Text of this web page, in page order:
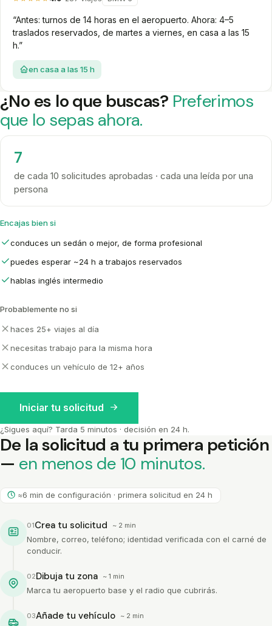
“Antes: turnos de 14 horas en el aeropuerto. Ahora: 4–5
traslados reservados, de martes a viernes, en casa a las 15
h.”
en casa a las 15 h
¿No es lo que buscas? Preferimos
que lo sepas ahora.
7
de cada 10 solicitudes aprobadas · cada una leída por una
persona
Encajas bien si
conduces un sedán o mejor, de forma profesional
puedes esperar ~24 h a trabajos reservados
hablas inglés intermedio
Probablemente no si
haces 25+ viajes al día
necesitas trabajo para la misma hora
conduces un vehículo de 12+ años
Iniciar tu solicitud
¿Sigues aquí? Tarda 5 minutos · decisión en 24 h.
De la solicitud a tu primera petición
— en menos de 10 minutos.
≈6 min de configuración · primera solicitud en 24 h
01Crea tu solicitud ~ 2 min
Nombre, correo, teléfono; identidad verificada con el carné de
conducir.
02Dibuja tu zona ~ 1 min
Marca tu aeropuerto base y el radio que cubrirás.
03Añade tu vehículo ~ 2 min